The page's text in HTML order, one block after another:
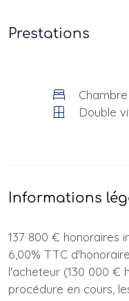
Prestations
Double
Informations
137 800 € honoraires
6,00% TTC
l'acheteur (130 000 €
procédure en cours,